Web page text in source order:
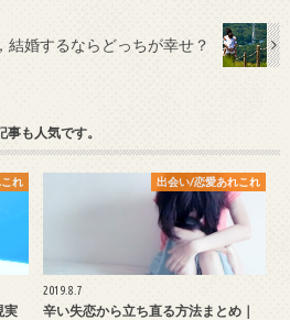
婚するならどっちが幸せ？
事も人気です。
れ
実
出会い/恋愛あれこれ
2019.8.7
辛い失恋から立ち直る方法まとめ｜